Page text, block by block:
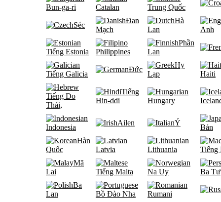
Bun-ga-ri Catalan Trung Quốc
Séc
Đan
Mạch
Hà
Lan
Anh
Tiếng Estonia Philippines
Phần
Lan
Tiếng Galicia
Đức
Hy
Lạp
Haiti
Tiếng Do
Thái,
Tiếng
Hin-ddi
Hungary
Indonesia
Ailen Ý
Bản
Hàn
Quốc
Latvia Lithuania
Tiếng
Mã
Lai
Tiếng Malta Na Uy
Ba Tư
Ba
Lan
Bồ Đào Nha Rumani